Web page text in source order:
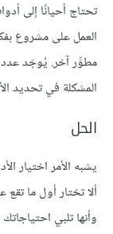
تحتاج أحيانًا إلى
العمل على مشروع
مطوِّر آخر. يُوجَد عدد
المشكلة في تحديد
الحل
يشبه الأمر اختيار
ألا تختار أول ما تقع
وأنها تلبي